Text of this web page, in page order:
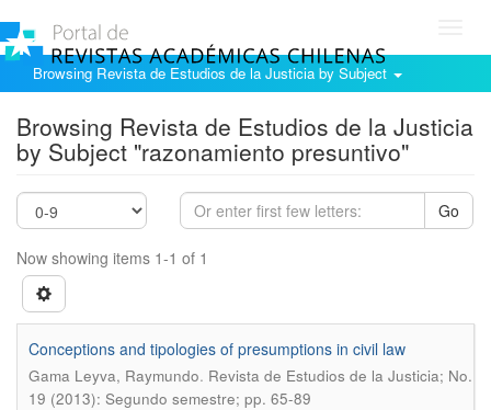
Browsing Revista de Estudios de la Justicia by Subject
Browsing Revista de Estudios de la Justicia
by Subject "razonamiento presuntivo"
Go
Now showing items 1-1 of 1
Conceptions and tipologies of presumptions in civil law
Gama Leyva, Raymundo. Revista de Estudios de la Justicia; No.
19 (2013): Segundo semestre; pp. 65-89